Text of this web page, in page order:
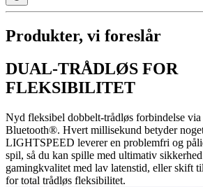
Produkter, vi foreslår
DUAL-TRÅDLØS FOR
FLEKSIBILITET
Nyd fleksibel dobbelt-trådløs forbindelse
Bluetooth®. Hvert millisekund betyder
LIGHTSPEED leverer en problemfri og
spil, så du kan spille med ultimativ
gamingkvalitet med lav latenstid, eller skift
for total trådløs fleksibilitet.